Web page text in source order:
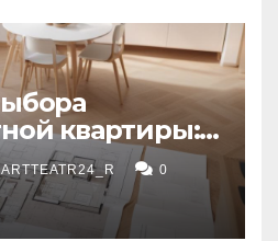
квартиры:
площадь,
документация
ARTTEATR24_R 0